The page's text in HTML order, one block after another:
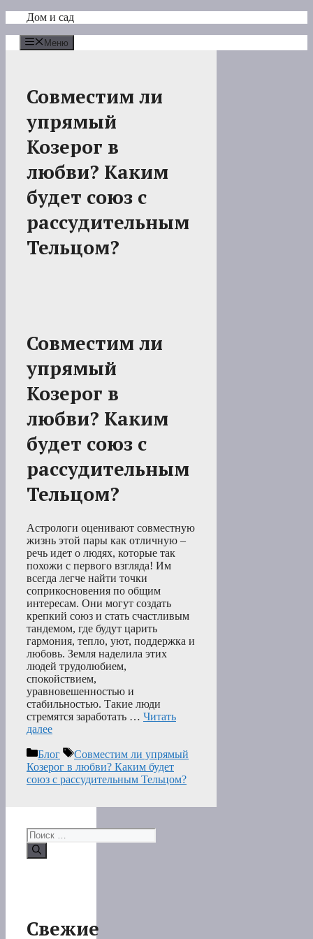
Перейти
содержимому
Дом и сад
Меню
Совместим ли
упрямый
Козерог в
любви? Каким
будет союз с
рассудительным
Тельцом?
Совместим ли
упрямый
Козерог в
любви? Каким
будет союз с
рассудительным
Тельцом?
Астрологи оценивают совместную
жизнь этой пары как отличную –
речь идет о людях, которые так
похожи с первого взгляда! Им
всегда легче найти точки
соприкосновения по общим
интересам. Они могут создать
крепкий союз и стать счастливым
тандемом, где будут царить
гармония, тепло, уют, поддержка и
любовь. Земля наделила этих
людей трудолюбием,
спокойствием,
уравновешенностью и
стабильностью. Такие люди
стремятся заработать … Читать
далее
Рубрики
Блог Метки
Совместим ли упрямый
Козерог в любви? Каким будет
союз с рассудительным Тельцом?
Поиск:
Свежие